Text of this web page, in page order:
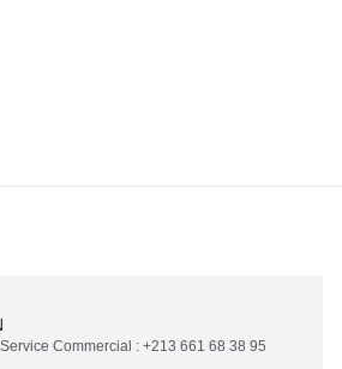
Commercial : +213 661 68 38 95